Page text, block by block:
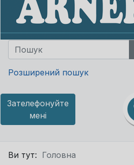
Розширений пошук
Зателефонуйте
мені
Ви тут: Головна